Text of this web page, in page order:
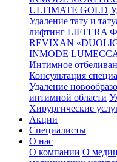
ULTIMATE GOLD
Удаление тату и
лифтинг LIFTERA
REVIXAN
INMODE
Интимное
Консультация
Удаление
интимной области
Хирургические
Акции
Специалисты
О нас
О компании О